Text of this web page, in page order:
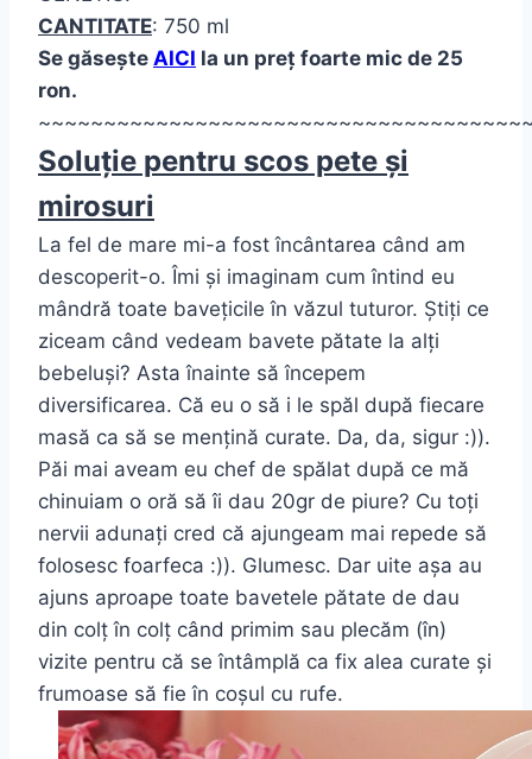
CANTITATE: 750 ml
Se găsește AICI la un preț foarte mic de 25
ron.
Soluție pentru scos pete și
mirosuri
La fel de mare mi-a fost încântarea când am
descoperit-o. Îmi și imaginam cum întind eu
mândră toate bavețicile în văzul tuturor. Știți ce
ziceam când vedeam bavete pătate la alți
bebeluși? Asta înainte să începem
diversificarea. Că eu o să i le spăl după fiecare
masă ca să se mențină curate. Da, da, sigur :)).
Păi mai aveam eu chef de spălat după ce mă
chinuiam o oră să îi dau 20gr de piure? Cu toți
nervii adunați cred că ajungeam mai repede să
folosesc foarfeca :)). Glumesc. Dar uite așa au
ajuns aproape toate bavetele pătate de dau
din colț în colț când primim sau plecăm (în)
vizite pentru că se întâmplă ca fix alea curate și
frumoase să fie în coșul cu rufe.